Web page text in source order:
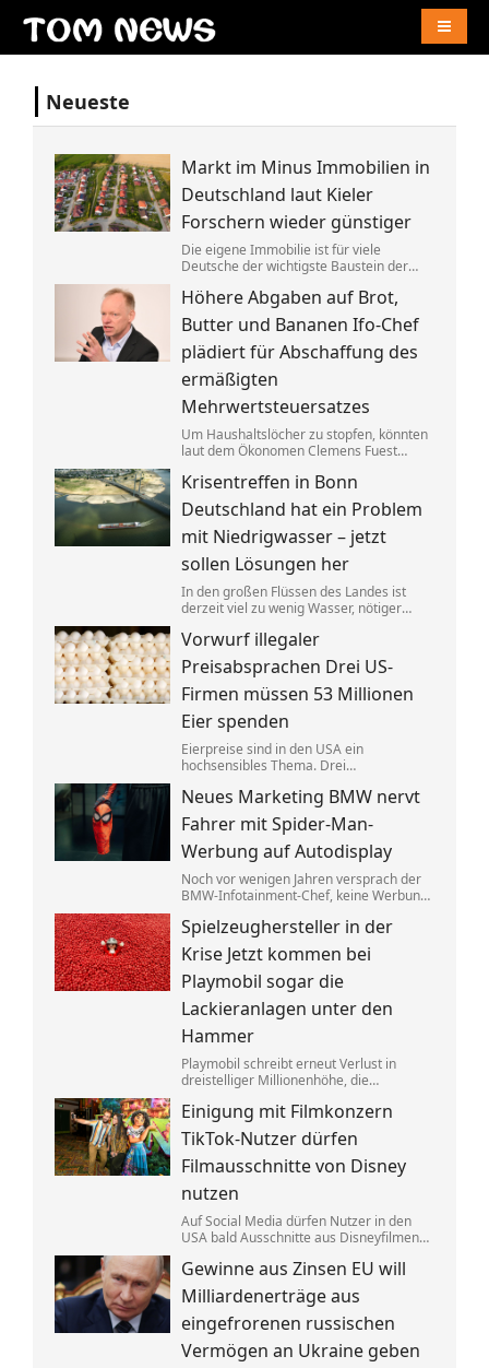
Neueste
Markt im Minus Immobilien in
Deutschland laut Kieler
Forschern wieder günstiger
Die eigene Immobilie ist für viele
Deutsche der wichtigste Baustein der
Inflation und Kaufkraft sind
Wohnimmobilien laut einer Studie heute
aber weniger wert als vor einem Jahr.
Höhere Abgaben auf Brot,
Butter und Bananen Ifo-Chef
plädiert für Abschaffung des
ermäßigten
Mehrwertsteuersatzes
Um Haushaltslöcher zu stopfen, könnten
laut dem Ökonomen Clemens Fuest
bezahlen. Bedürftige sollten dagegen an
anderer Stelle gezielt entlastet werden.
Krisentreffen in Bonn
Deutschland hat ein Problem
mit Niedrigwasser – jetzt
sollen Lösungen her
In den großen Flüssen des Landes ist
derzeit viel zu wenig Wasser, nötiger
Steffen Bilger lädt nun zum
Krisengespräch. Industrie- und
Schifffahrtsverbände haben vorab klare
Forderungen.
Vorwurf illegaler
Preisabsprachen Drei US-
Firmen müssen 53 Millionen
Eier spenden
Eierpreise sind in den USA ein
hochsensibles Thema. Drei
sich dabei illegalerweise abgesprochen
zu haben. Sie einigten sich mit der Justiz –
und liefern jetzt im großen Stil.
Neues Marketing BMW nervt
Fahrer mit Spider-Man-
Werbung auf Autodisplay
Noch vor wenigen Jahren versprach der
BMW-Infotainment-Chef, keine Werbung
bestimmte Modelle einen Clip für einen
neuen Film. BMW sagt, das sei gar keine
Werbung.
Spielzeughersteller in der
Krise Jetzt kommen bei
Playmobil sogar die
Lackieranlagen unter den
Hammer
Playmobil schreibt erneut Verlust in
dreistelliger Millionenhöhe, die
Vorzeigeunternehmens wandert ins
Ausland. Getrieben wird die Krise auch
von eklatantem Missmanagement.
Einigung mit Filmkonzern
TikTok-Nutzer dürfen
Filmausschnitte von Disney
nutzen
Auf Social Media dürfen Nutzer in den
USA bald Ausschnitte aus Disneyfilmen
Marvel, Star Wars und Co. benutzen. Im
Gegenzug hat Disney auch Anspruch auf
ihre Kurzvideos.
Gewinne aus Zinsen EU will
Milliardenerträge aus
eingefrorenen russischen
Vermögen an Ukraine geben